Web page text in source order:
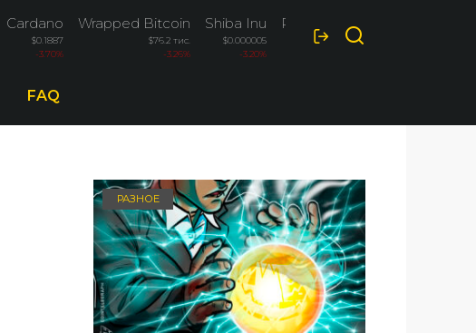
Cardano
$0.1887
-3.70%
Wrapped Bitcoin
$76.2 тис.
-3.26%
Shiba Inu
$0.000005
-3.20%
Polkadot
$0.822
FAQ
РАЗНОЕ